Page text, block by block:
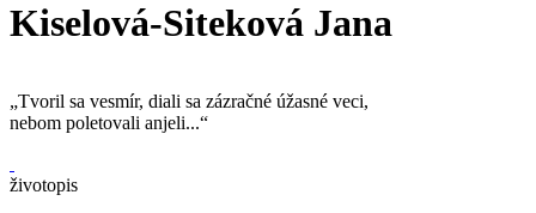
Kiselová-Siteková Jana
„Tvoril sa vesmír, diali sa zázračné úžasné veci,
nebom poletovali anjeli...“
životopis